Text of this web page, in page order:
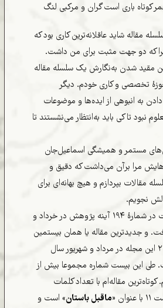
کوتاه باری است گران و مرکبی لنگ
مقاله شاید عاقلانه‌ترین کاری بود که
که دو جهت مثبت برای من داشت.
مقید شدن به‌نگارش یک سلسله مقاله
تخصصی و کاری خودم. دیگر
به انبوهی از ایده‌ها و موضوعات
نبود تا کی باید به‌انتظار می‌نشستند تا
مستمر و همیشگی اسماعیل‌جان
مرا برآن می‌داشت که دقیق و
مقالات بپردازم و هیچ بهانه‌ای برای
نجویم.
اولین مقالۀ چاپ نوشت در شمارۀ ۱۹۴ آینه پژوهش در خرداد و
انتشار یافت. و جدیدترین مقاله یا همان بیستمین
مقاله هم در شمارۀ ۲۱۳ این مجله در مرداد و شهریور سال
طی این بیست شماره مجموعا بیش از
کوتاه‌ترین مقاله‌ام با تعداد کلمات
ماقبل باستان» است و